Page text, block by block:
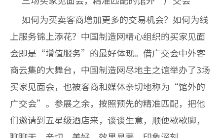
如何为买卖客商增加更多的交易机会？如何为线
上服务锦上添花？中国制造网精心组织的买家见面
会即是“增值服务”的最好体现。借广交会中外客
商云集的大舞台，中国制造网尽地主之谊举办了3场
买家见面会，也被客商和媒体亲切地称为“馆外的
广交会”。参展之余，按照预先的精准匹配，把他
们邀请到五星级酒店来，谈谈生意，顺便歇歇脚，